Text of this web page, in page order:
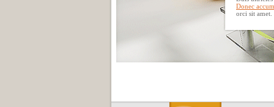
Donec
orci sit amet.